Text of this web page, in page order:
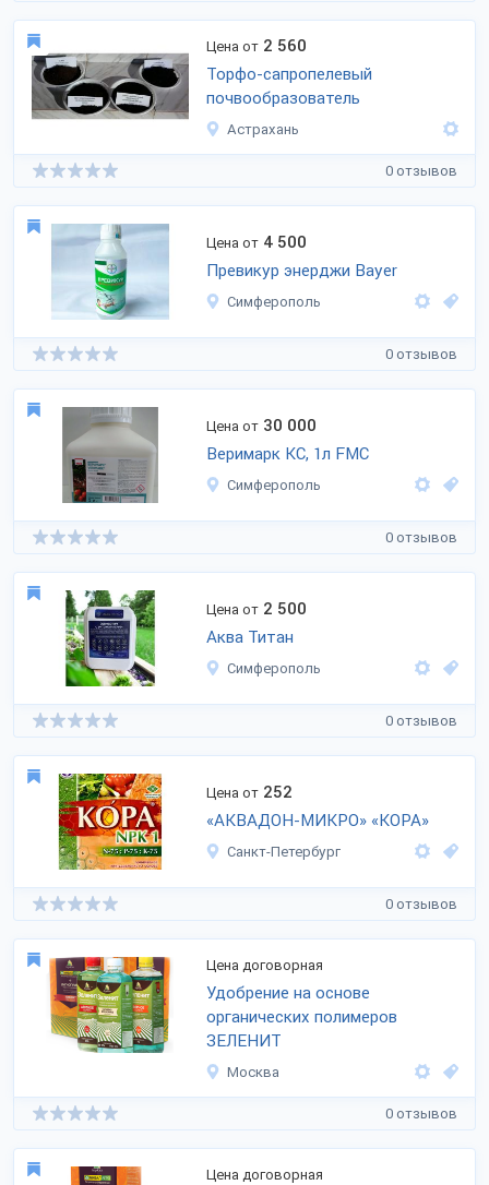
Цена от 2 560
Торфо-сапропелевый
почвообразователь
Астрахань
0 отзывов
Цена от 4 500
Превикур энерджи Bayer
Симферополь
0 отзывов
Цена от 30 000
Веримарк КС, 1л FMC
Симферополь
0 отзывов
Цена от 2 500
Аква Титан
Симферополь
0 отзывов
Цена от 252
«АКВАДОН-МИКРО» «КОРА»
Санкт-Петербург
0 отзывов
Цена договорная
Удобрение на основе
органических полимеров
ЗЕЛЕНИТ
Москва
0 отзывов
Цена договорная